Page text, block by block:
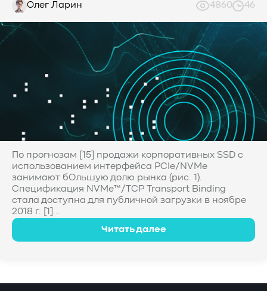
Олег Ларин 4860 46
По прогнозам [15] продажи корпоративных SSD с
использованием интерфейса PCIe/NVMe
занимают бОльшую долю рынка (рис. 1).
Спецификация NVMe™/TCP Transport Binding
стала доступна для публичной загрузки в ноябре
2018 г. [1]...
Читать далее